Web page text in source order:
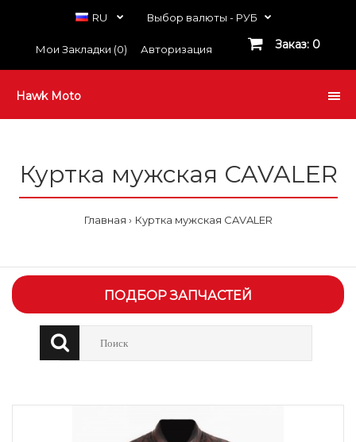
RU Выбор валюты - РУБ
Мои Закладки (0) Авторизация Заказ: 0
Hawk Moto
Куртка мужская CAVALER
Главная Куртка мужская CAVALER
ПОДБОР ЗАПЧАСТЕЙ